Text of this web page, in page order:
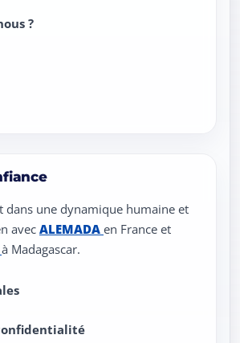
?
dans une dynamique humaine et
avec ALEMADA en France et
à Madagascar.